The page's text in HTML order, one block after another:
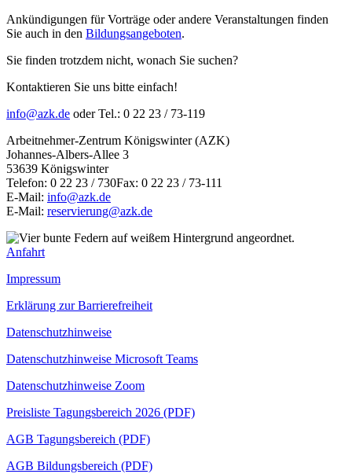
Ankündigungen für Vorträge oder andere Veranstaltungen finden
Sie auch in den Bildungsangeboten.
Sie finden trotzdem nicht, wonach Sie suchen?
Kontaktieren Sie uns bitte einfach!
info@azk.de oder Tel.: 0 22 23 / 73-119
Arbeitnehmer-Zentrum Königswinter (AZK)
Johannes-Albers-Allee 3
53639 Königswinter
Telefon: 0 22 23 / 730Fax: 0 22 23 / 73-111
E-Mail: info@azk.de
E-Mail: reservierung@azk.de
Anfahrt
Impressum
Erklärung zur Barrierefreiheit
Datenschutzhinweise
Datenschutzhinweise Microsoft Teams
Datenschutzhinweise Zoom
Preisliste Tagungsbereich 2026 (PDF)
AGB Tagungsbereich (PDF)
AGB Bildungsbereich (PDF)